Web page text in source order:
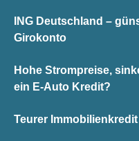
ING Deutschland –
Girokonto
Hohe Strompreise,
ein E-Auto Kredit?
Teurer